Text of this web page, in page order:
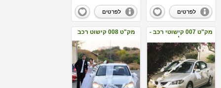
לפרטים לפרטים
מק"ט 007 קישוטי רכב -
רגע לפני
מק"ט 008 קישוט רכב